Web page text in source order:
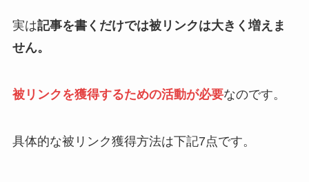
実は記事を書くだけでは被リンクは大きく増えま
せん。
被リンクを獲得するための活動が必要なのです。
具体的な被リンク獲得方法は下記7点です。